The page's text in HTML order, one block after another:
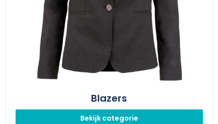
Blazers
Bekijk categorie